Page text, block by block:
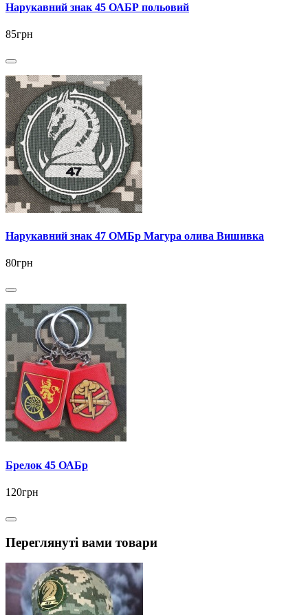
Нарукавний знак 45 ОАБР польовий
85грн
Нарукавний знак 47 ОМБр Магура олива Вишивка
80грн
Брелок 45 ОАБр
120грн
Переглянуті вами товари